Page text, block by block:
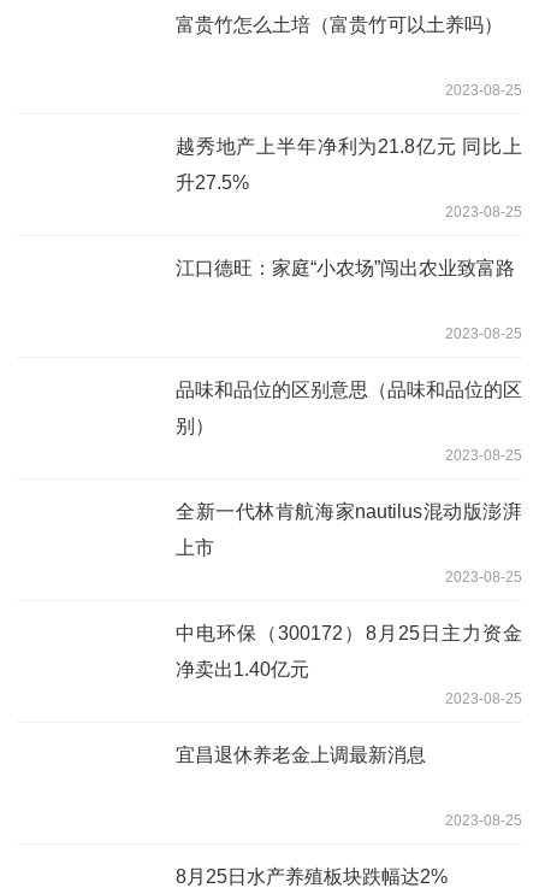
富贵竹怎么土培（富贵竹可以土养吗）
2023-08-25
越秀地产上半年净利为21.8亿元 同比上
升27.5%
2023-08-25
江口德旺：家庭“小农场”闯出农业致富路
2023-08-25
品味和品位的区别意思（品味和品位的区
别）
2023-08-25
全新一代林肯航海家nautilus混动版澎湃
上市
2023-08-25
中电环保（300172）8月25日主力资金
净卖出1.40亿元
2023-08-25
宜昌退休养老金上调最新消息
2023-08-25
8月25日水产养殖板块跌幅达2%